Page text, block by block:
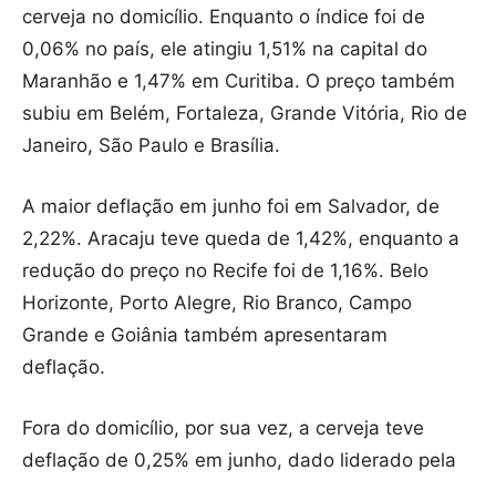
cerveja no domicílio. Enquanto o índice foi de
0,06% no país, ele atingiu 1,51% na capital do
Maranhão e 1,47% em Curitiba. O preço também
subiu em Belém, Fortaleza, Grande Vitória, Rio de
Janeiro, São Paulo e Brasília.
A maior deflação em junho foi em Salvador, de
2,22%. Aracaju teve queda de 1,42%, enquanto a
redução do preço no Recife foi de 1,16%. Belo
Horizonte, Porto Alegre, Rio Branco, Campo
Grande e Goiânia também apresentaram
deflação.
Fora do domicílio, por sua vez, a cerveja teve
deflação de 0,25% em junho, dado liderado pela